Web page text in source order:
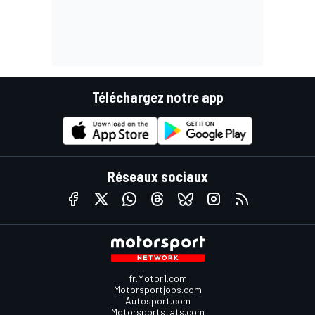
Téléchargez notre app
Réseaux sociaux
fr.Motor1.com
Motorsportjobs.com
Autosport.com
Motorsportstats.com